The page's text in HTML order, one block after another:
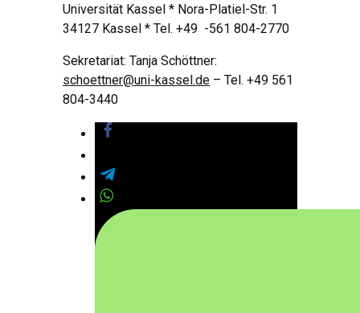
Universität Kassel * Nora-Platiel-Str. 1
34127 Kassel * Tel. +49 -561 804-2770
Sekretariat: Tanja Schöttner:
schoettner@uni-kassel.de – Tel. +49 561
804-3440